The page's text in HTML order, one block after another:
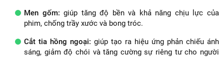
Men gốm:giúp tăng độ bền và khả năng chịu lực của
phim, chống trầy xước và bong tróc.
Cắt tia hồng ngoại: giúp tạo ra hiệu ứng phản chiếu ánh
sáng, giảm độ chói và tăng cường sự riêng tư cho người